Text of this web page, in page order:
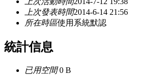
上次發表時間2014-6-14 21:56
所在時區使用系統默認
統計信息
已用空間0 B